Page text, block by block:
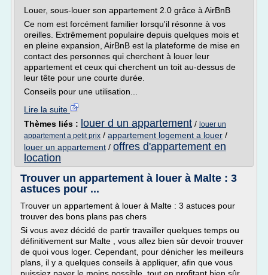
Louer, sous-louer son appartement 2.0 grâce à AirBnB
Ce nom est forcément familier lorsqu'il résonne à vos
oreilles. Extrêmement populaire depuis quelques mois et
en pleine expansion, AirBnB est la plateforme de mise en
contact des personnes qui cherchent à louer leur
appartement et ceux qui cherchent un toit au-dessus de
leur tête pour une courte durée.
Conseils pour une utilisation...
Lire la suite
Thèmes liés : louer d un appartement / louer un
appartement a petit prix / appartement logement a louer /
louer un appartement / offres d'appartement en
location
Trouver un appartement à louer à Malte : 3
astuces pour ...
Trouver un appartement à louer à Malte : 3 astuces pour
trouver des bons plans pas chers
Si vous avez décidé de partir travailler quelques temps ou
définitivement sur Malte , vous allez bien sûr devoir trouver
de quoi vous loger. Cependant, pour dénicher les meilleurs
plans, il y a quelques conseils à appliquer, afin que vous